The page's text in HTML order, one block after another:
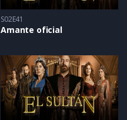
S02E41
Amante oficial